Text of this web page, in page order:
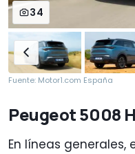
34
Fuente: Motor1.com España
Peugeot 5008
En líneas generales,